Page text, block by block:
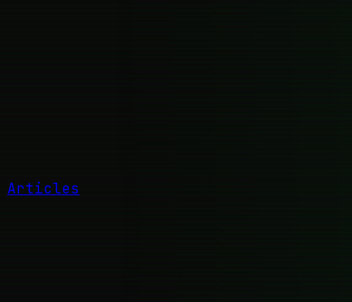
Articles